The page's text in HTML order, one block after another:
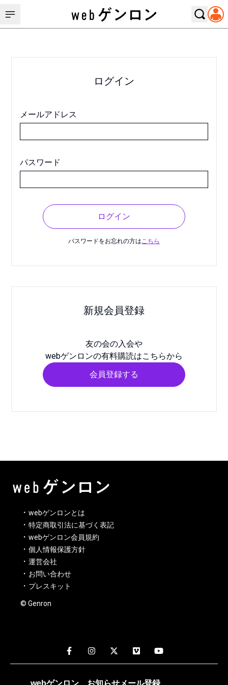
ログイン
メールアドレス
パスワード
ログイン
パスワードをお忘れの方はこちら
新規会員登録
友の会の入会や
webゲンロンの有料購読はこちらから
会員登録する
webゲンロンとは
特定商取引法に基づく表記
webゲンロン会員規約
個人情報保護方針
運営会社
お問い合わせ
プレスキット
© Genron
webゲンロン お知らせメール登録